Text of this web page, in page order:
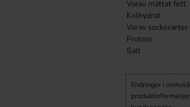
Varav mättat fett
Kolhydrat
Varav sockerarter
Protein
Salt
Endringer i